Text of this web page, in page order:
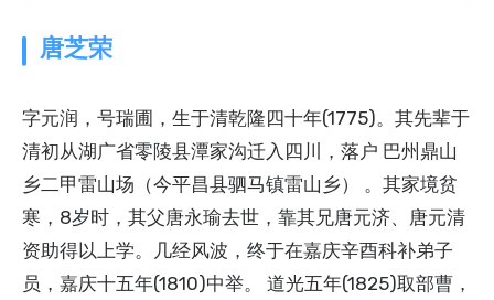
唐芝荣
字元润，号瑞圃，生于清乾隆四十年(1775)。其先辈于
清初从湖广省零陵县潭家沟迁入四川，落户 巴州鼎山
乡二甲雷山场（今平昌县驷马镇雷山乡） 。其家境贫
寒，8岁时，其父唐永瑜去世，靠其兄唐元济、唐元清
资助得以上学。几经风波，终于在嘉庆辛酉科补弟子
员，嘉庆十五年(1810)中举。 道光五年(1825)取部曹，